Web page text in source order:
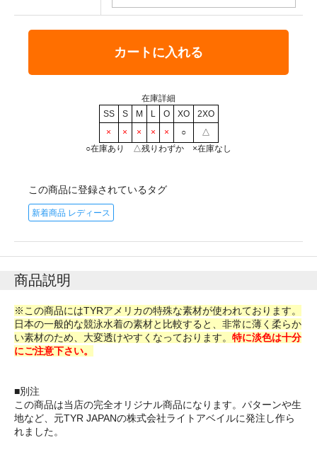
カートに入れる
在庫詳細
SS
S M L O XO
2XO
×
× × × × ○
△
○在庫あり △残りわずか ×在庫なし
この商品に登録されているタグ
新着商品 レディース
商品説明
※この商品にはTYRアメリカの特殊な素材が使われております。
日本の一般的な競泳水着の素材と比較すると、非常に薄く柔らか
い素材のため、大変透けやすくなっております。 特に淡色は十分
にご注意下さい。
■別注
この商品は当店の完全オリジナル商品になります。パターンや生
地など、元TYR JAPANの株式会社ライトアベイルに発注し作ら
れました。